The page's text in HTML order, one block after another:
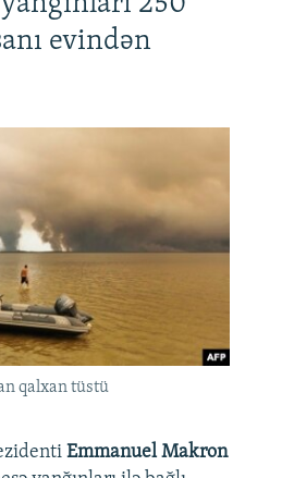
evindən
qalxan tüstü
Emmanuel Makron